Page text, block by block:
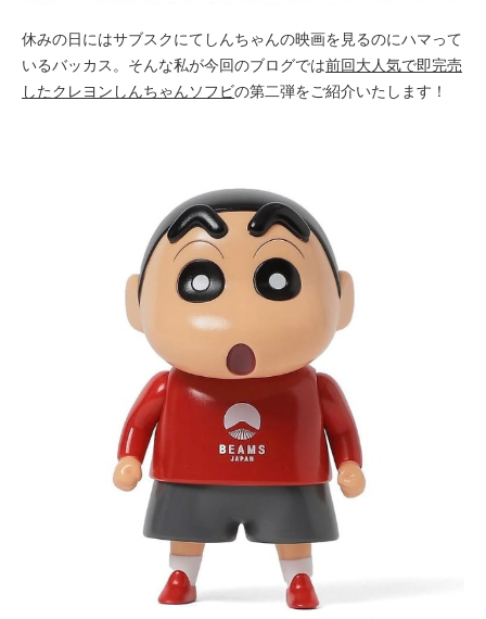
休みの日にはサブスクにてしんちゃんの映画を見るのにハマって
いるバッカス。そんな私が今回のブログでは前回大人気で即完売
したクレヨンしんちゃんソフビの第二弾をご紹介いたします！